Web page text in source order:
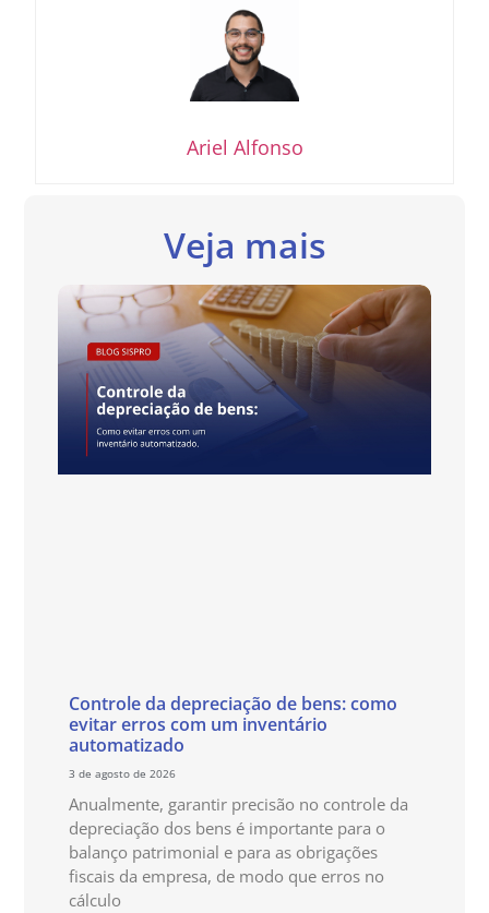
Ariel Alfonso
Veja mais
Controle da depreciação de bens: como
evitar erros com um inventário
automatizado
3 de agosto de 2026
Anualmente, garantir precisão no controle da
depreciação dos bens é importante para o
balanço patrimonial e para as obrigações
fiscais da empresa, de modo que erros no
cálculo